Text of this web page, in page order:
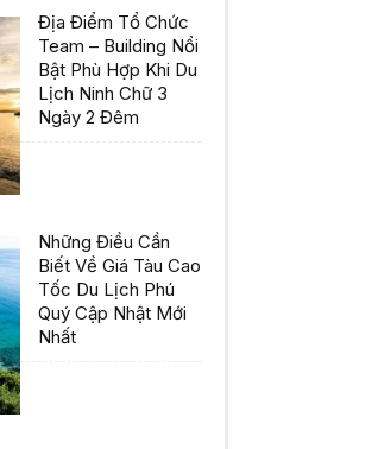
Địa Điểm Tổ Chức
Team – Building Nổi
Bật Phù Hợp Khi Du
Lịch Ninh Chữ 3
Ngày 2 Đêm
Những Điều Cần
Biết Về Giá Tàu Cao
Tốc Du Lịch Phú
Quý Cập Nhật Mới
Nhất